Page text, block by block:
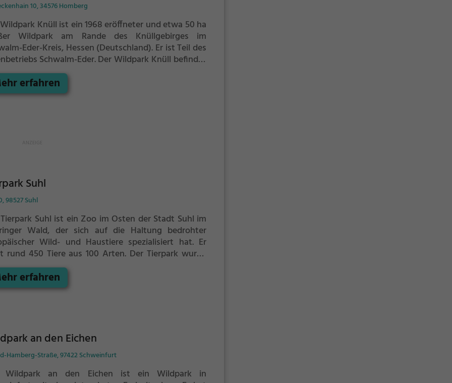
10, 34576 Homberg
Knüll ist ein 1968 eröffneter und etwa 50 ha
Wildpark am Rande des Knüllgebirges im
Eder-Kreis, Hessen (Deutschland). Er ist Teil des
Schwalm-Eder.Der Wildpark Knüll befindet
in Nordhessen an den Nordausläufern des
am Tal des Rinnebachs. Er liegt auf dem
der Stadt Homberg (Efze) oberhalb des Stadtteils
erfahren
Suhl
98527 Suhl
Suhl ist ein Zoo im Osten der Stadt Suhl im
Wald, der sich auf die Haltung bedrohter
Wild- und Haustiere spezialisiert hat. Er
rund 450 Tiere aus 100 Arten. Der Tierpark wurde
Oktober 1969 eröffnet und beschränkte sich
auf die Haltung heimischer Tierarten. Seit
Jahren wurden Anlagen im Sinne einer
gelten: 2009 entstand eine begehbare
Voliere anstelle der aufgegebenen Bärenhaltung und
wurde eine Anlage für Erdmännchen eröffnet. Das
der Stadt Suhl bis 2023
erfahren
an den Eichen
Hamberg-Straße, 97422 Schweinfurt
Wildpark an den Eichen ist ein Wildpark in